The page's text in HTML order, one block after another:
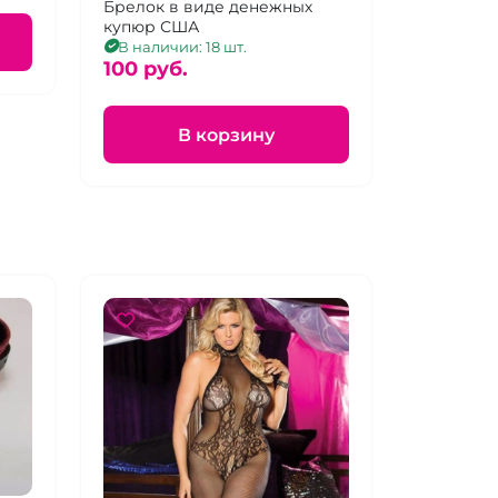
Брелок в виде денежных
купюр США
В наличии: 18 шт.
100 pуб.
В корзину